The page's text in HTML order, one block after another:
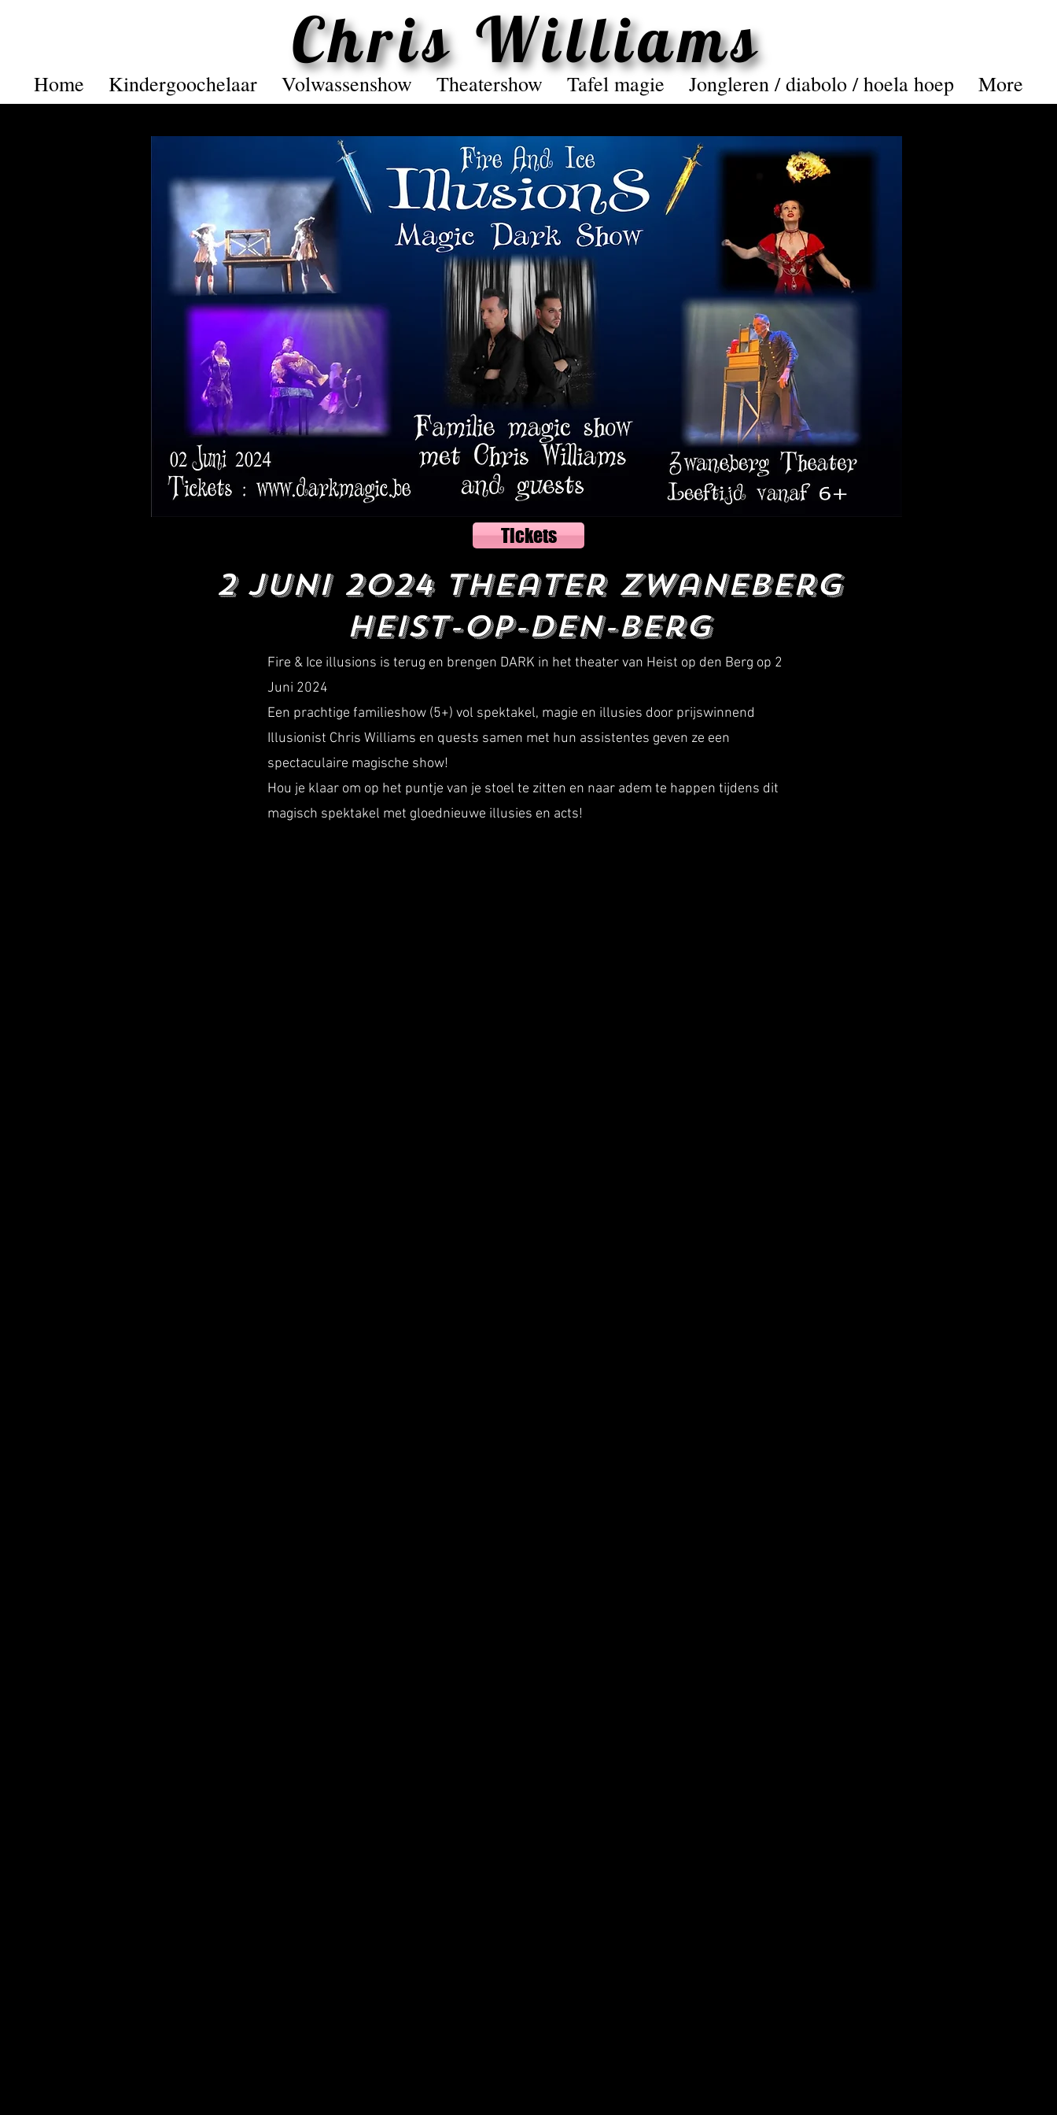
Home Kindergoochelaar Volwassenshow Theatershow Tafel magie Jongleren / diabolo / hoela hoep More
Chris Williams
Chris Williams
Tickets
2 Juni 2024 Theater Zwaneberg
Heist-Op-Den-Berg
Fire & Ice illusions is terug en brengen DARK in het theater van Heist op den Berg op 2
Juni 2024
Een prachtige familieshow (5+) vol spektakel, magie en illusies door prijswinnend
Illusionist Chris Williams en quests samen met hun assistentes geven ze een
spectaculaire magische show!
Hou je klaar om op het puntje van je stoel te zitten en naar adem te happen tijdens dit
magisch spektakel met gloednieuwe illusies en acts!